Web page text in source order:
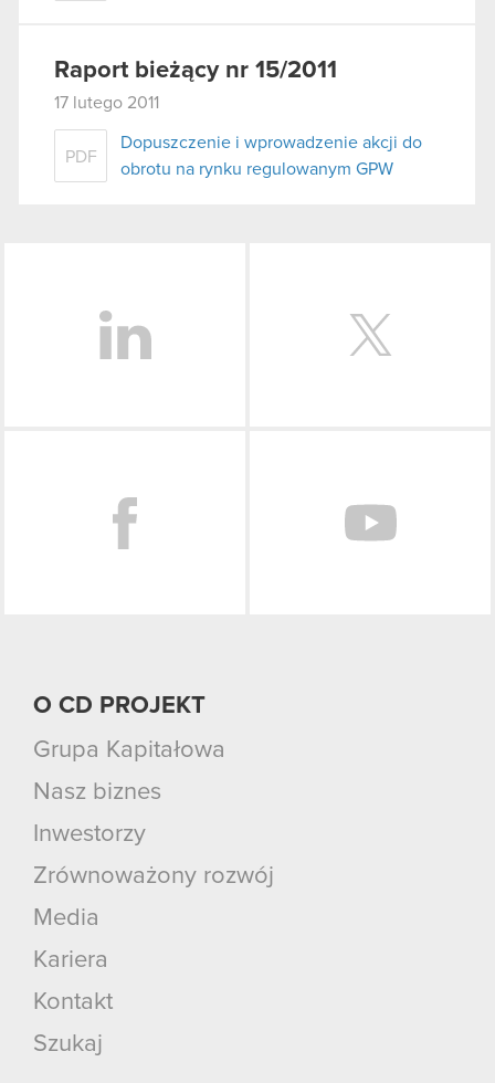
Raport bieżący nr 15/2011
17 lutego 2011
PDF
Dopuszczenie i wprowadzenie akcji do
obrotu na rynku regulowanym GPW
O CD PROJEKT
Grupa Kapitałowa
Nasz biznes
Inwestorzy
Zrównoważony rozwój
Media
Kariera
Kontakt
Szukaj